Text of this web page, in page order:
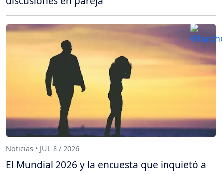
Noticias • JUL 8 / 2026
El Mundial 2026 y la encuesta que inquietó a